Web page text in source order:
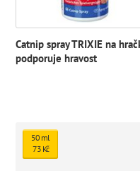
Catnip spray TRIXIE na
podporuje hravost
50 ml
73 Kč